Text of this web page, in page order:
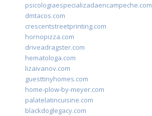
psicologiaespecializadaencampeche.com
dmtacos.com
crescentstreetprinting.com
hornopizza.com
driveadragster.com
hematologa.com
lizaivanov.com
guesttinyhomes.com
home-plow-by-meyer.com
palatelatincuisine.com
blackdoglegacy.com